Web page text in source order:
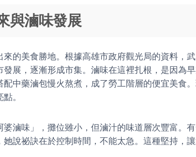
與滷味發展
的美食勝地。根據高雄市政府觀光局的資料，
發展，逐漸形成市集。滷味在這裡扎根，是因為
中藥滷包慢火熬煮，成了勞工階層的便宜美食
。
滷味」，攤位雖小，但滷汁的味道層次豐富。
她說祕訣在於控制時間，不能太急。這種堅持，